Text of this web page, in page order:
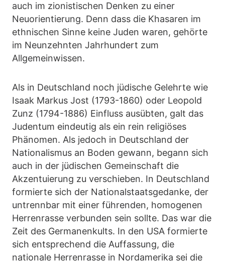
auch im zionistischen Denken zu einer
Neuorientierung. Denn dass die Khasaren im
ethnischen Sinne keine Juden waren, gehörte
im Neunzehnten Jahrhundert zum
Allgemeinwissen.
Als in Deutschland noch jüdische Gelehrte wie
Isaak Markus Jost (1793-1860) oder Leopold
Zunz (1794-1886) Einfluss ausübten, galt das
Judentum eindeutig als ein rein religiöses
Phänomen. Als jedoch in Deutschland der
Nationalismus an Boden gewann, begann sich
auch in der jüdischen Gemeinschaft die
Akzentuierung zu verschieben. In Deutschland
formierte sich der Nationalstaatsgedanke, der
untrennbar mit einer führenden, homogenen
Herrenrasse verbunden sein sollte. Das war die
Zeit des Germanenkults. In den USA formierte
sich entsprechend die Auffassung, die
nationale Herrenrasse in Nordamerika sei die